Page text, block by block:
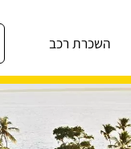
השכרת רכב